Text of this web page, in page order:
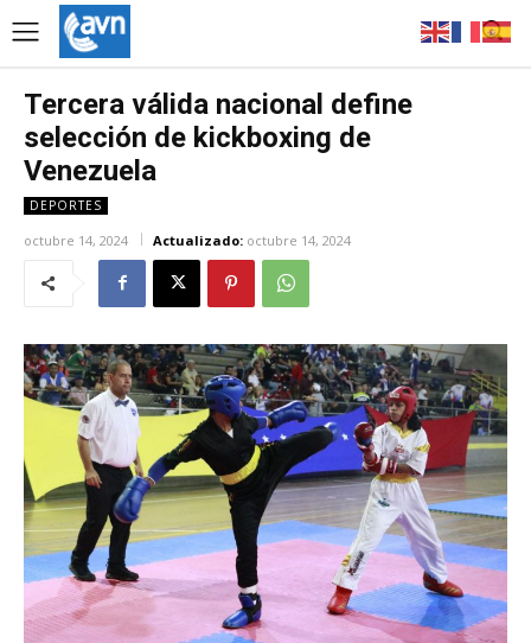
Tercera válida nacional define
selección de kickboxing de
Venezuela
DEPORTES
octubre 14, 2024 Actualizado: octubre 14, 2024